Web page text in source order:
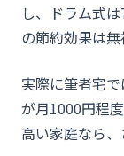
し、ドラム式
の節約効果は無
実際に筆者宅
が月1000円程
高い家庭なら、